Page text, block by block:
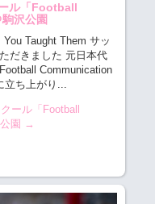
ル「Football
沢公園
Taught Them サッ
だきました 元日本代
Communication
立ち上がり...
ール「Football
園 →